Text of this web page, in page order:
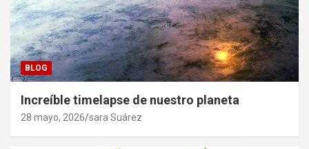
BLOG
Increíble timelapse de nuestro planeta
28 mayo, 2026 sara Suárez